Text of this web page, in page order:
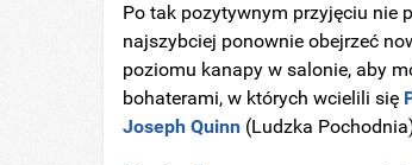
Po tak pozytywnym przyjęciu nie
najszybciej ponownie obejrzeć
poziomu kanapy w salonie, aby
bohaterami, w których wcielili się
Joseph Quinn (Ludzka